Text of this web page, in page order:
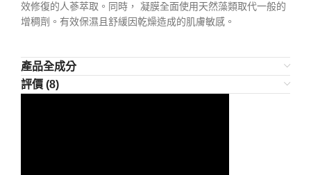
效修復的人蔘萃取。同時， 凝膜全面使用天然藻類取代一般的
增稠劑。有效保濕且舒緩因乾燥造成的肌膚敏感。
產品全成分
評價 (8)